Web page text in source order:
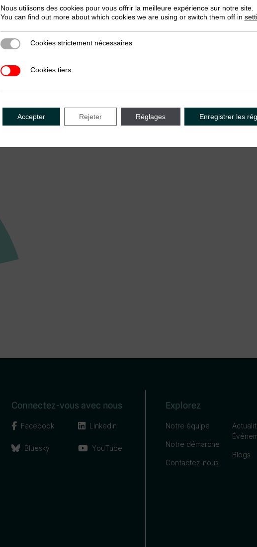
Connectez-vous avec nous
Facebook
Bluesky
Linkedin
YouTube
Explorez
Notre équipe
Notre démarche
Contactez-nous
Blogs
Nous utilisons des cookies pour vous offrir la meilleure expérience sur notre site.
You can find out more about which cookies we are using or switch them off in
Cookies strictement nécessaires
Cookies strictement nécessaires
Cookies tiersCookies tiers
Accepter Rejeter Réglages Enregistrer les